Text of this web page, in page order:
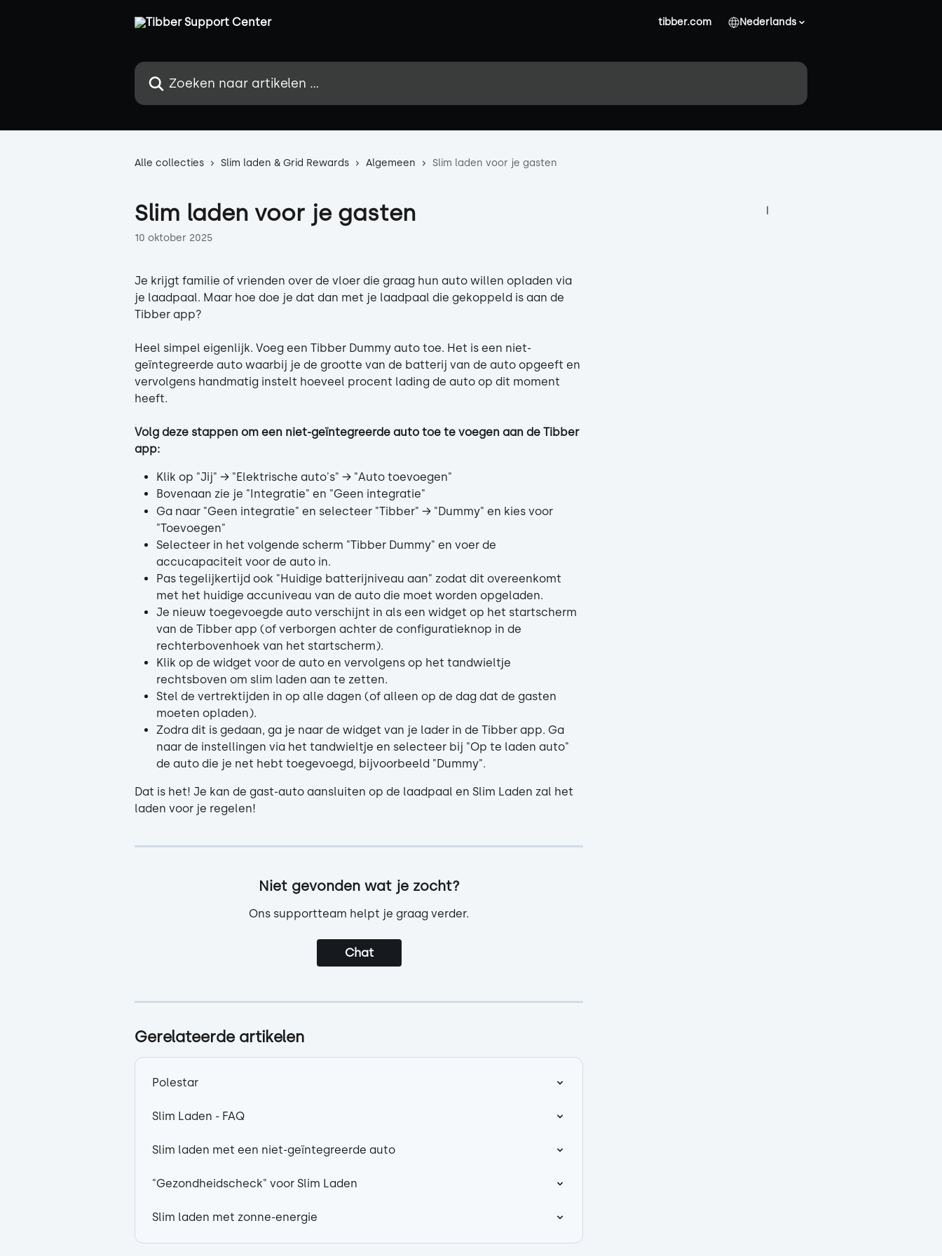
tibber.com Nederlands
Zoeken naar artikelen ...
Alle collecties Slim laden & Grid Rewards Algemeen Slim laden voor je gasten
Slim laden voor je gasten
10 oktober 2025
Je krijgt familie of vrienden over de vloer die graag hun auto willen opladen via
je laadpaal. Maar hoe doe je dat dan met je laadpaal die gekoppeld is aan de
Tibber app?
Heel simpel eigenlijk. Voeg een Tibber Dummy auto toe. Het is een niet-
geïntegreerde auto waarbij je de grootte van de batterij van de auto opgeeft en
vervolgens handmatig instelt hoeveel procent lading de auto op dit moment
heeft.
Volg deze stappen om een niet-geïntegreerde auto toe te voegen aan de Tibber
app:
Klik op "Jij" → "Elektrische auto's" → "Auto toevoegen"
Bovenaan zie je "Integratie" en "Geen integratie"
Ga naar "Geen integratie" en selecteer "Tibber" → "Dummy" en kies voor
"Toevoegen"
Selecteer in het volgende scherm "Tibber Dummy" en voer de
accucapaciteit voor de auto in.
Pas tegelijkertijd ook "Huidige batterijniveau aan" zodat dit overeenkomt
met het huidige accuniveau van de auto die moet worden opgeladen.
Je nieuw toegevoegde auto verschijnt in als een widget op het startscherm
van de Tibber app (of verborgen achter de configuratieknop in de
rechterbovenhoek van het startscherm).
Klik op de widget voor de auto en vervolgens op het tandwieltje
rechtsboven om slim laden aan te zetten.
Stel de vertrektijden in op alle dagen (of alleen op de dag dat de gasten
moeten opladen).
Zodra dit is gedaan, ga je naar de widget van je lader in de Tibber app. Ga
naar de instellingen via het tandwieltje en selecteer bij "Op te laden auto"
de auto die je net hebt toegevoegd, bijvoorbeeld "Dummy".
Dat is het! Je kan de gast-auto aansluiten op de laadpaal en Slim Laden zal het
laden voor je regelen!
Niet gevonden wat je zocht?
Ons supportteam helpt je graag verder.
Chat
Gerelateerde artikelen
Polestar
Slim Laden - FAQ
Slim laden met een niet-geïntegreerde auto
"Gezondheidscheck" voor Slim Laden
Slim laden met zonne-energie